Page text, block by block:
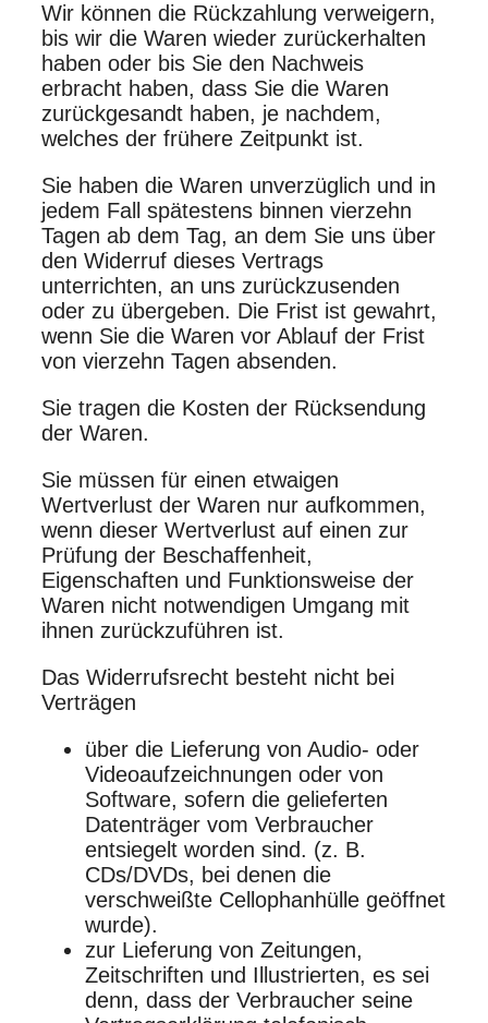
Wir können die Rückzahlung verweigern,
bis wir die Waren wieder zurückerhalten
haben oder bis Sie den Nachweis
erbracht haben, dass Sie die Waren
zurückgesandt haben, je nachdem,
welches der frühere Zeitpunkt ist.
Sie haben die Waren unverzüglich und in
jedem Fall spätestens binnen vierzehn
Tagen ab dem Tag, an dem Sie uns über
den Widerruf dieses Vertrags
unterrichten, an uns zurückzusenden
oder zu übergeben. Die Frist ist gewahrt,
wenn Sie die Waren vor Ablauf der Frist
von vierzehn Tagen absenden.
Sie tragen die Kosten der Rücksendung
der Waren.
Sie müssen für einen etwaigen
Wertverlust der Waren nur aufkommen,
wenn dieser Wertverlust auf einen zur
Prüfung der Beschaffenheit,
Eigenschaften und Funktionsweise der
Waren nicht notwendigen Umgang mit
ihnen zurückzuführen ist.
Das Widerrufsrecht besteht nicht bei
Verträgen
über die Lieferung von Audio- oder
Videoaufzeichnungen oder von
Software, sofern die gelieferten
Datenträger vom Verbraucher
entsiegelt worden sind. (z. B.
CDs/DVDs, bei denen die
verschweißte Cellophanhülle geöffnet
wurde).
zur Lieferung von Zeitungen,
Zeitschriften und Illustrierten, es sei
denn, dass der Verbraucher seine